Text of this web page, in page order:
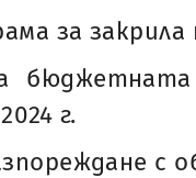
за
г.
с